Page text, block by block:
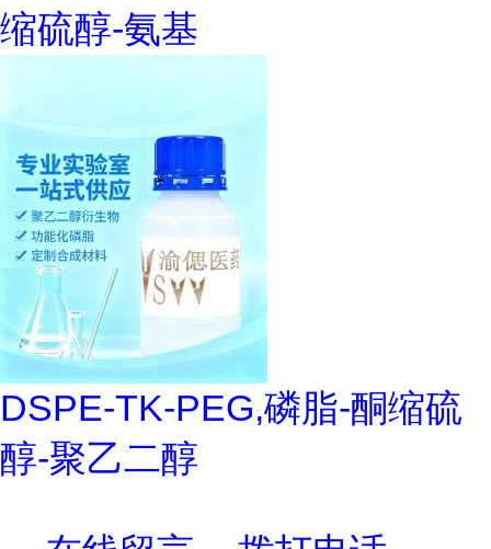
缩硫醇-氨基
DSPE-TK-PEG,磷脂-酮缩硫
醇-聚乙二醇